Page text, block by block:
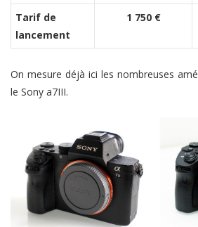
Tarif de
lancement
1 750 €
On mesure déjà ici les nombreuses
le Sony a7III.